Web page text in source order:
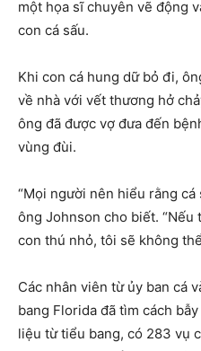
một họa sĩ chuyên vẽ động
con cá sấu.
Khi con cá hung dữ bỏ đi,
về nhà với vết thương hở
ông đã được vợ đưa đến
vùng đùi.
“Mọi người nên hiểu rằng cá
ông Johnson cho biết. “Nếu
con thú nhỏ, tôi sẽ không
Các nhân viên từ ủy ban cá
bang Florida đã tìm cách
liệu từ tiểu bang, có 283 vụ